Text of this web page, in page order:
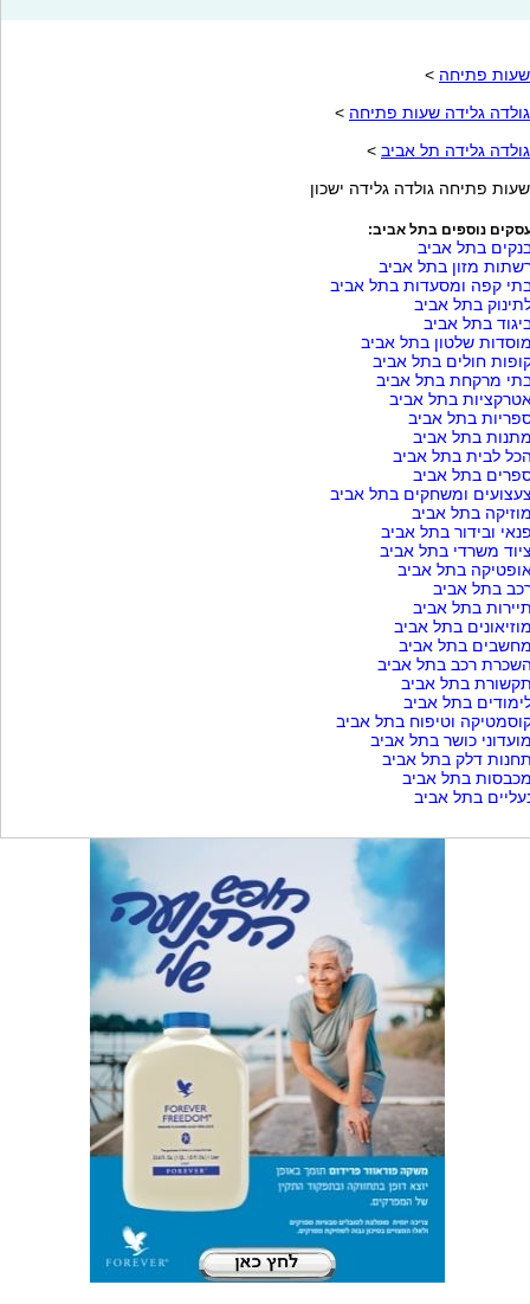
שעות פתיחה >
גולדה גלידה שעות פתיחה >
גולדה גלידה תל אביב >
שעות פתיחה גולדה גלידה ישכון
נוספים בתל אביב:
בתל אביב
מזון בתל אביב
קפה ומסעדות בתל אביב
בתל אביב
בתל אביב
שלטון בתל אביב
חולים בתל אביב
מרקחת בתל אביב
בתל אביב
בתל אביב
בתל אביב
לבית בתל אביב
בתל אביב
ומשחקים בתל אביב
בתל אביב
ובידור בתל אביב
משרדי בתל אביב
בתל אביב
בתל אביב
בתל אביב
בתל אביב
בתל אביב
רכב בתל אביב
בתל אביב
בתל אביב
וטיפוח בתל אביב
כושר בתל אביב
דלק בתל אביב
בתל אביב
בתל אביב